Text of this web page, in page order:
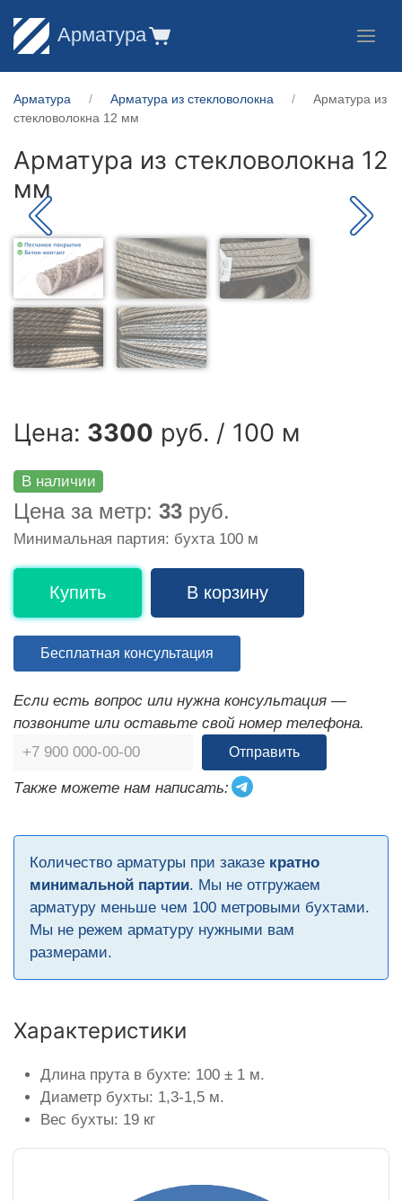
Арматура
Арматура Арматура из стекловолокна
Арматура из
стекловолокна 12 мм
Арматура из стекловолокна 12
мм
Цена: 3300 руб. / 100 м
В наличии
Цена за метр: 33 руб.
Минимальная партия: бухта 100 м
Купить В корзину
Бесплатная консультация
Если есть вопрос или нужна консультация —
позвоните или оставьте свой номер телефона.
Отправить
Также можете нам написать:
Количество арматуры при заказе кратно
минимальной партии. Мы не отгружаем
арматуру меньше чем 100 метровыми бухтами.
Мы не режем арматуру нужными вам
размерами.
Характеристики
Длина прута в бухте: 100 ± 1 м.
Диаметр бухты: 1,3-1,5 м.
Вес бухты: 19 кг